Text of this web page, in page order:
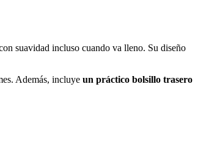
suavidad incluso cuando va lleno. Su diseño
Además, incluye un práctico bolsillo trasero